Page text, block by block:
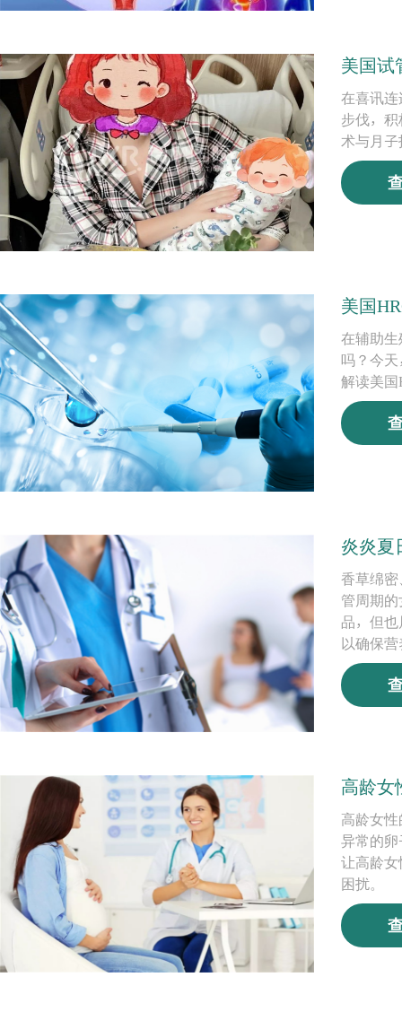
美国试
在喜讯连
步伐，
术与月
美国
在辅助生
吗？今天
解读美国
炎炎夏
香草绵
管周期
品，但
以确保
高龄女
高龄女性
异常的卵
让高龄女
困扰。